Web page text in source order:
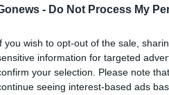
- Do Not Process My
you wish to opt-out of the sale,
information for targeted
your selection. Please note
seeing interest-based ads